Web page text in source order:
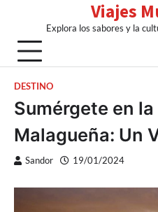
content
Viajes
Explora los sabores y la
DESTINO
Sumérgete en
Malagueña: Un
Sandor 19/01/2024